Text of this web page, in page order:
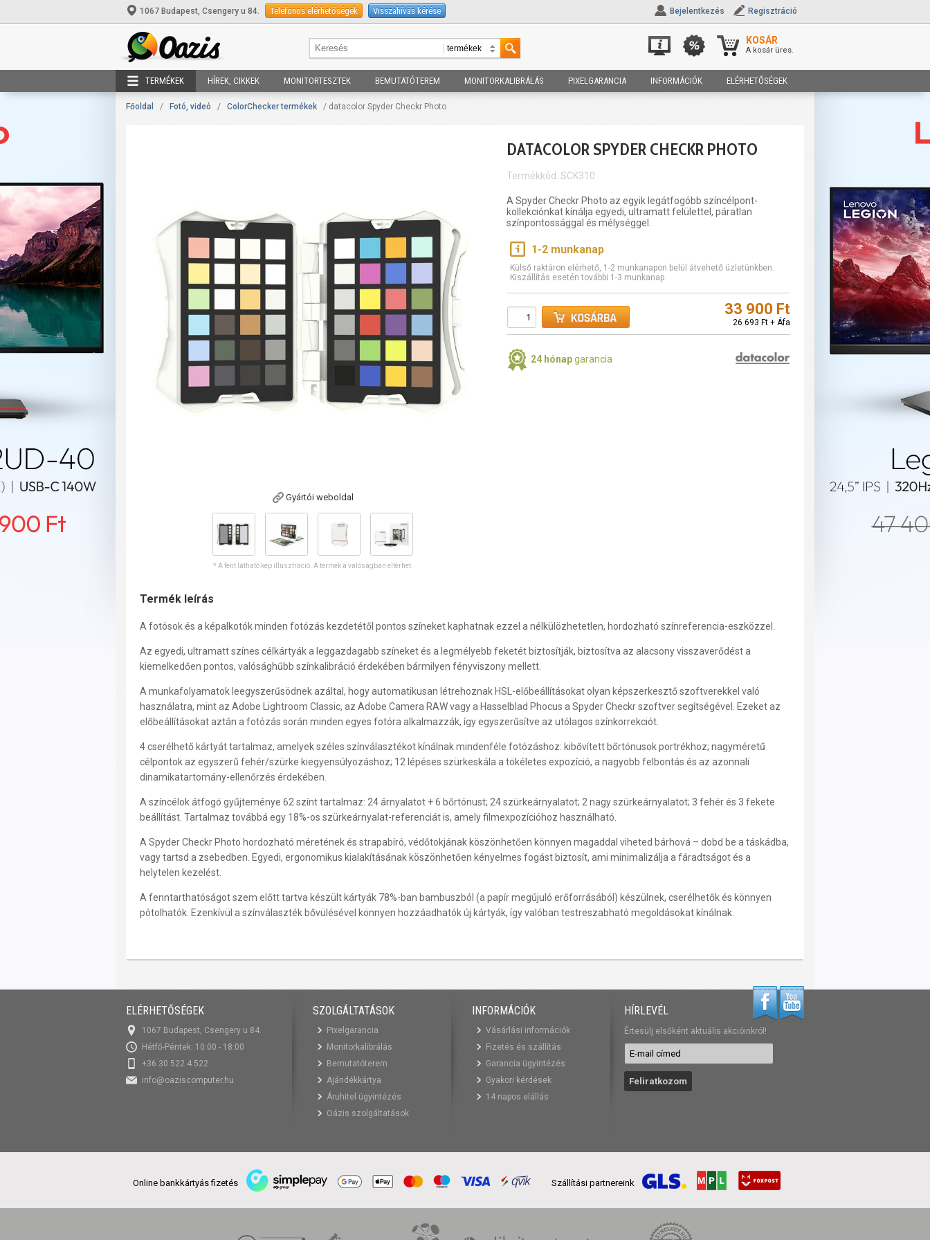
1067 Budapest, Csengery u 84. Telefonos elérhetőségek Visszahívás kérése Bejelentkezés Regisztráció
KOSÁR
A kosár üres.
TERMÉKEK HÍREK, CIKKEK MONITORTESZTEK BEMUTATÓTEREM MONITORKALIBRÁLÁS PIXELGARANCIA INFORMÁCIÓK ELÉRHETŐSÉGEK
Főoldal / Fotó, videó / ColorChecker termékek / datacolor Spyder Checkr Photo
Gyártói weboldal
* A fent látható kép illusztráció. A termék a valóságban eltérhet.
DATACOLOR SPYDER CHECKR PHOTO
Termékkód: SCK310
A Spyder Checkr Photo az egyik legátfogóbb színcélpont-
kollekciónkat kínálja egyedi, ultramatt felülettel, páratlan
színpontossággal és mélységgel.
1-2 munkanap
Külső raktáron elérhető, 1-2 munkanapon belül átvehető üzletünkben.
Kiszállítás esetén további 1-3 munkanap.
33 900 Ft
26 693 Ft + Áfa
24 hónapgarancia
Termék leírás
A fotósok és a képalkotók minden fotózás kezdetétől pontos színeket kaphatnak ezzel a nélkülözhetetlen, hordozható színreferencia-eszközzel.
Az egyedi, ultramatt színes célkártyák a leggazdagabb színeket és a legmélyebb feketét biztosítják, biztosítva az alacsony visszaverődést a
kiemelkedően pontos, valósághűbb színkalibráció érdekében bármilyen fényviszony mellett.
A munkafolyamatok leegyszerűsödnek azáltal, hogy automatikusan létrehoznak HSL-előbeállításokat olyan képszerkesztő szoftverekkel való
használatra, mint az Adobe Lightroom Classic, az Adobe Camera RAW vagy a Hasselblad Phocus a Spyder Checkr szoftver segítségével. Ezeket az
előbeállításokat aztán a fotózás során minden egyes fotóra alkalmazzák, így egyszerűsítve az utólagos színkorrekciót.
4 cserélhető kártyát tartalmaz, amelyek széles színválasztékot kínálnak mindenféle fotózáshoz: kibővített bőrtónusok portrékhoz; nagyméretű
célpontok az egyszerű fehér/szürke kiegyensúlyozáshoz; 12 lépéses szürkeskála a tökéletes expozíció, a nagyobb felbontás és az azonnali
dinamikatartomány-ellenőrzés érdekében.
A színcélok átfogó gyűjteménye 62 színt tartalmaz: 24 árnyalatot + 6 bőrtónust; 24 szürkeárnyalatot; 2 nagy szürkeárnyalatot; 3 fehér és 3 fekete
beállítást. Tartalmaz továbbá egy 18%-os szürkeárnyalat-referenciát is, amely filmexpozícióhoz használható.
A Spyder Checkr Photo hordozható méretének és strapabíró, védőtokjának köszönhetően könnyen magaddal viheted bárhová – dobd be a táskádba,
vagy tartsd a zsebedben. Egyedi, ergonomikus kialakításának köszönhetően kényelmes fogást biztosít, ami minimalizálja a fáradtságot és a
helytelen kezelést.
A fenntarthatóságot szem előtt tartva készült kártyák 78%-ban bambuszból (a papír megújuló erőforrásából) készülnek, cserélhetők és könnyen
pótolhatók. Ezenkívül a színválaszték bővülésével könnyen hozzáadhatók új kártyák, így valóban testreszabható megoldásokat kínálnak.
ELÉRHETŐSÉGEK
1067 Budapest, Csengery u 84.
Hétfő-Péntek: 10:00 - 18:00
+36 30 522 4 522
info@oaziscomputer.hu
SZOLGÁLTATÁSOK
Pixelgarancia
Monitorkalibrálás
Bemutatóterem
Ajándékkártya
Áruhitel ügyintézés
Oázis szolgáltatások
INFORMÁCIÓK
Vásárlási információk
Fizetés és szállítás
Garancia ügyintézés
Gyakori kérdések
14 napos elállás
HÍRLEVÉL
Értesülj elsőként aktuális akcióinkról!
Online bankkártyás fizetés Szállítási partnereink